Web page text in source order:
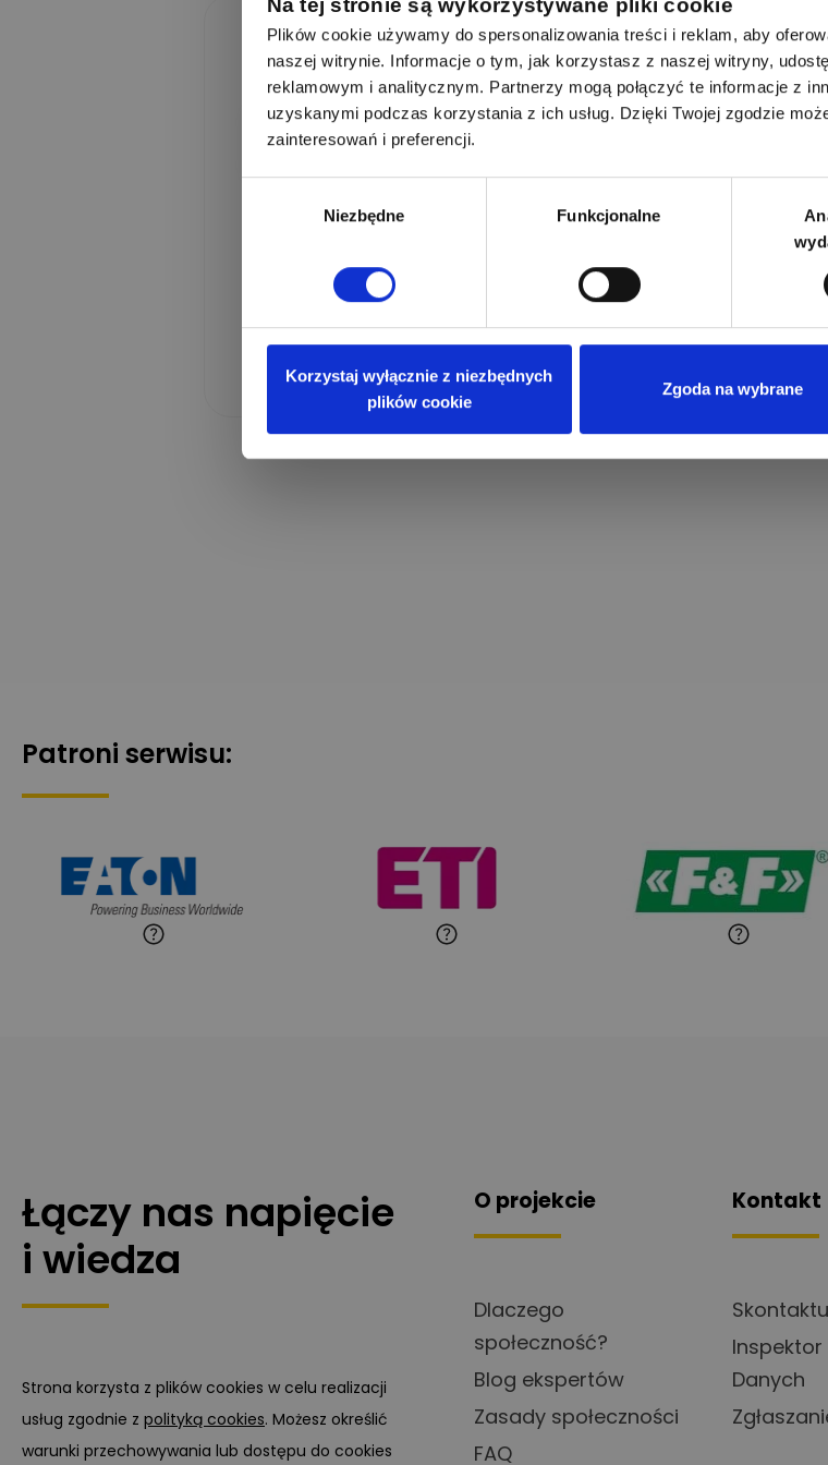
Na tej stronie są wykorzystywane pliki cookie
Plików cookie używamy do spersonalizowania treści i reklam, aby
naszej witrynie. Informacje o tym, jak korzystasz z naszej witryny,
reklamowym i analitycznym. Partnerzy mogą połączyć te informacje z
uzyskanymi podczas korzystania z ich usług. Dzięki Twojej zgodzie
zainteresowań i preferencji.
Niezbędne Funkcjonalne
Korzystaj wyłącznie z niezbędnych
plików cookie
Zgoda na wybrane
Zaloguj się, aby zadać pytanie
Adres e-mail
Zaloguj przez Google Zaloguj przez
Patroni serwisu:
Łączy nas napięcie
i wiedza
Strona korzysta z plików cookies w celu realizacji
usług zgodnie z polityką cookies. Możesz określić
warunki przechowywania lub dostępu do cookies
O projekcie
Dlaczego
społeczność?
Blog ekspertów
Zasady społeczności
FAQ
Kontakt
Danych